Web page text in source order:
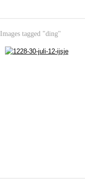
Images tagged "ding"